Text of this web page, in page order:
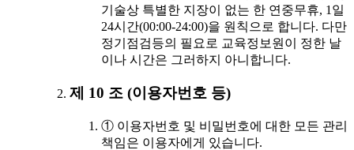
기술상 특별한 지장이 없는 한 연중무휴, 1일
24시간(00:00-24:00)을 원칙으로 합니다. 다만
정기점검등의 필요로 교육정보원이 정한 날
이나 시간은 그러하지 아니합니다.
제 10 조 (이용자번호 등)
① 이용자번호 및 비밀번호에 대한 모든 관리
책임은 이용자에게 있습니다.